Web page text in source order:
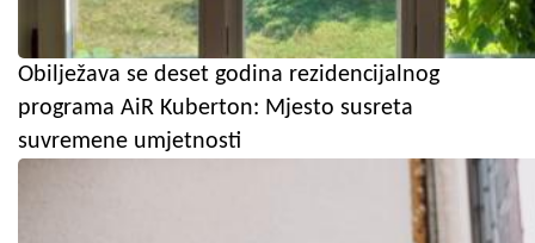
Obilježava se deset godina rezidencijalnog
programa AiR Kuberton: Mjesto susreta
suvremene umjetnosti